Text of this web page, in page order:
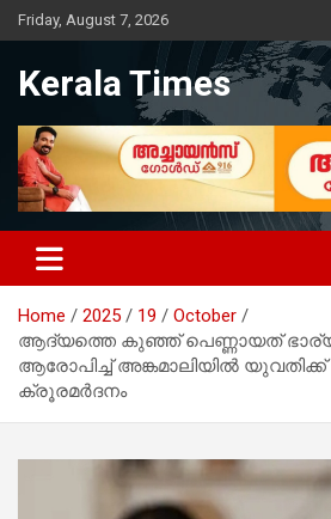
Skip
to
Friday, August 7, 2026
Kerala Times
Home 2025 19
October
ആദ്യത്തെ കുഞ്ഞ് പെണ്ണായത്
ആരോപിച്ച് അങ്കമാലിയില്‍ യുവതിക്ക്
ക്രൂരമര്‍ദനം